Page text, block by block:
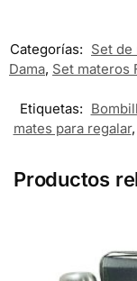
Categorías: Set de
Dama, Set materos
Etiquetas:
mates para regalar,
Productos